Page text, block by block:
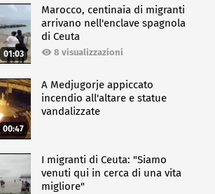
01:03
Marocco, centinaia di migranti
arrivano nell'enclave spagnola
di Ceuta
8 visualizzazioni
00:47
A Medjugorje appiccato
incendio all'altare e statue
vandalizzate
I migranti di Ceuta: "Siamo
venuti qui in cerca di una vita
migliore"